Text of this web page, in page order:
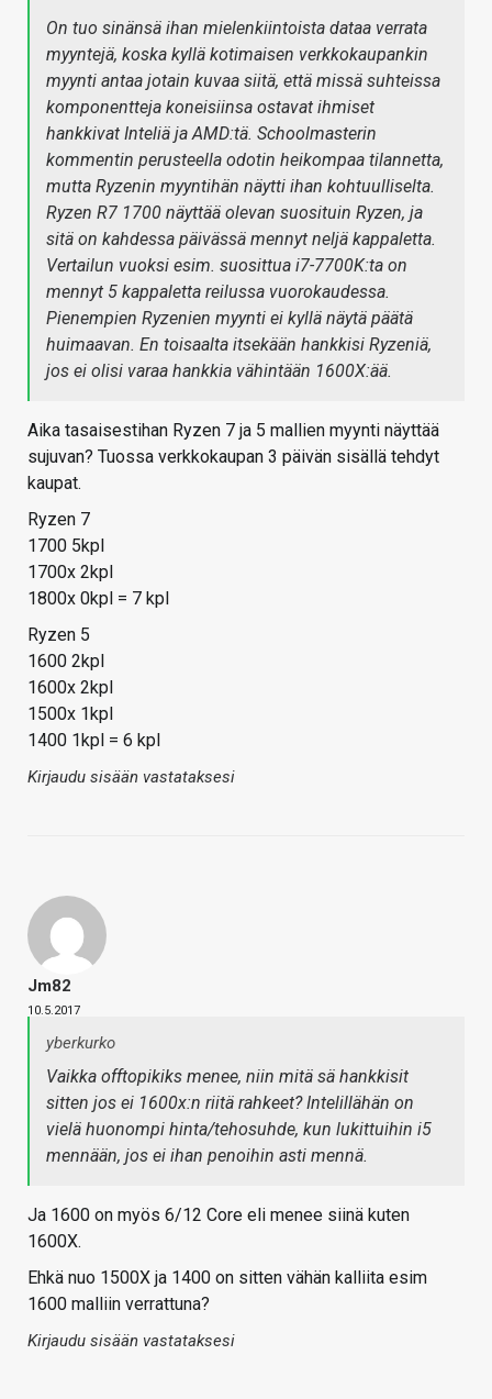
On tuo sinänsä ihan mielenkiintoista dataa verrata
myyntejä, koska kyllä kotimaisen verkkokaupankin
myynti antaa jotain kuvaa siitä, että missä suhteissa
komponentteja koneisiinsa ostavat ihmiset
hankkivat Inteliä ja AMD:tä. Schoolmasterin
kommentin perusteella odotin heikompaa tilannetta,
mutta Ryzenin myyntihän näytti ihan kohtuulliselta.
Ryzen R7 1700 näyttää olevan suosituin Ryzen, ja
sitä on kahdessa päivässä mennyt neljä kappaletta.
Vertailun vuoksi esim. suosittua i7-7700K:ta on
mennyt 5 kappaletta reilussa vuorokaudessa.
Pienempien Ryzenien myynti ei kyllä näytä päätä
huimaavan. En toisaalta itsekään hankkisi Ryzeniä,
jos ei olisi varaa hankkia vähintään 1600X:ää.
Aika tasaisestihan Ryzen 7 ja 5 mallien myynti näyttää
sujuvan? Tuossa verkkokaupan 3 päivän sisällä tehdyt
kaupat.
Ryzen 7
1700 5kpl
1700x 2kpl
1800x 0kpl = 7 kpl
Ryzen 5
1600 2kpl
1600x 2kpl
1500x 1kpl
1400 1kpl = 6 kpl
Kirjaudu sisään vastataksesi
Jm82
10.5.2017
yberkurko
Vaikka offtopikiks menee, niin mitä sä hankkisit
sitten jos ei 1600x:n riitä rahkeet? Intelillähän on
vielä huonompi hinta/tehosuhde, kun lukittuihin i5
mennään, jos ei ihan penoihin asti mennä.
Ja 1600 on myös 6/12 Core eli menee siinä kuten
1600X.
Ehkä nuo 1500X ja 1400 on sitten vähän kalliita esim
1600 malliin verrattuna?
Kirjaudu sisään vastataksesi